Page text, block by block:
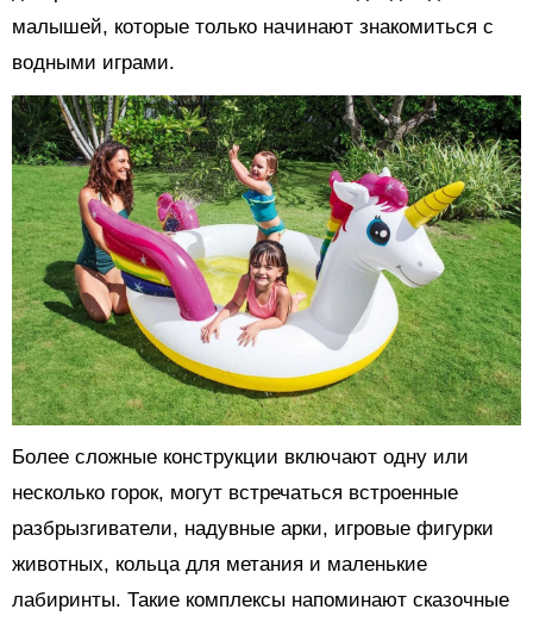
малышей, которые только начинают знакомиться с
водными играми.
Более сложные конструкции включают одну или
несколько горок, могут встречаться встроенные
разбрызгиватели, надувные арки, игровые фигурки
животных, кольца для метания и маленькие
лабиринты. Такие комплексы напоминают сказочные